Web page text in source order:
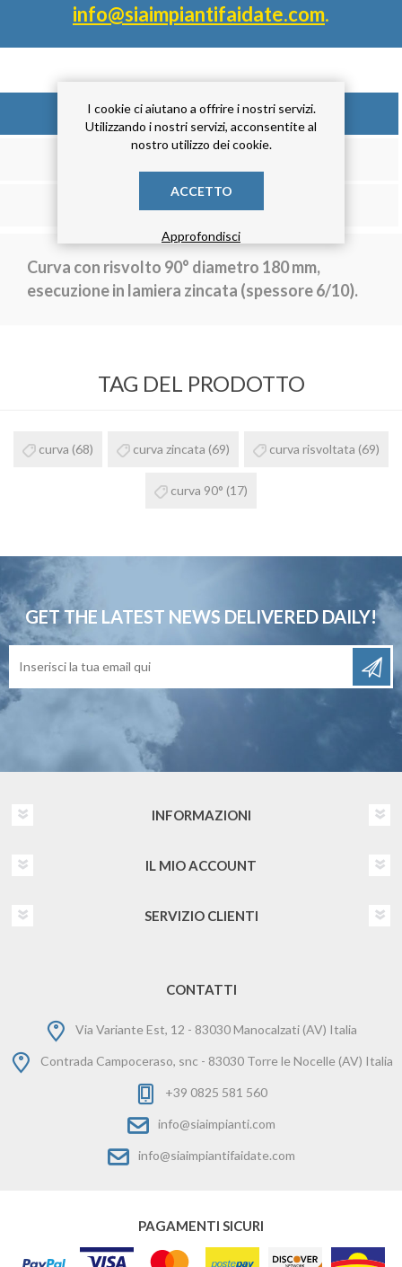
info@siaimpiantifaidate.com.
DESCRIZIONE
Curva con risvolto 90° diametro 180 mm,
esecuzione in lamiera zincata (spessore 6/10).
TAG DEL PRODOTTO
curva (68) curva zincata (69) curva risvoltata (69)
curva 90° (17)
GET THE LATEST NEWS DELIVERED DAILY!
INFORMAZIONI
IL MIO ACCOUNT
SERVIZIO CLIENTI
CONTATTI
Via Variante Est, 12 - 83030 Manocalzati (AV) Italia
Contrada Campoceraso, snc - 83030 Torre le Nocelle (AV) Italia
+39 0825 581 560
info@siaimpianti.com
info@siaimpiantifaidate.com
PAGAMENTI SICURI
I cookie ci aiutano a offrire i nostri servizi.
Utilizzando i nostri servizi, acconsentite al
nostro utilizzo dei cookie.
ACCETTO
Approfondisci